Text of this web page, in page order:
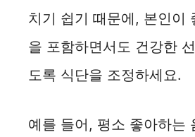
치기 쉽기 때문에, 본인이
을 포함하면서도 건강한
도록 식단을 조정하세요.
예를 들어, 평소 좋아하는